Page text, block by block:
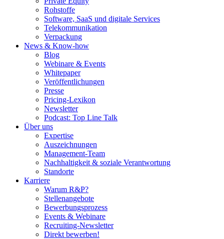
Rohstoffe
Software, SaaS und digitale Services
Telekommunikation
Verpackung
News & Know-how
Blog
Webinare & Events
Whitepaper
Veröffentlichungen
Presse
Pricing-Lexikon
Newsletter
Podcast: Top Line Talk
Über uns
Expertise
Auszeichnungen
Management-Team
Nachhaltigkeit & soziale Verantwortung
Standorte
Karriere
Warum R&P?
Stellenangebote
Bewerbungsprozess
Events & Webinare
Recruiting-Newsletter
Direkt bewerben!